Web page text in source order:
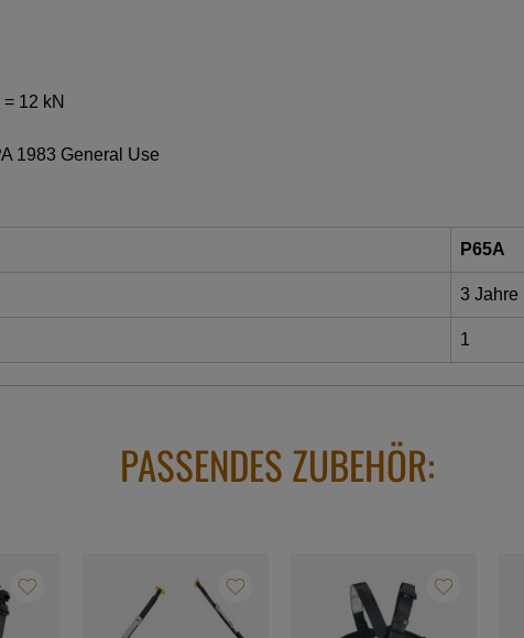
12 kN
1983 General Use
P65A
3 Jahre
1
PASSENDES ZUBEHÖR: